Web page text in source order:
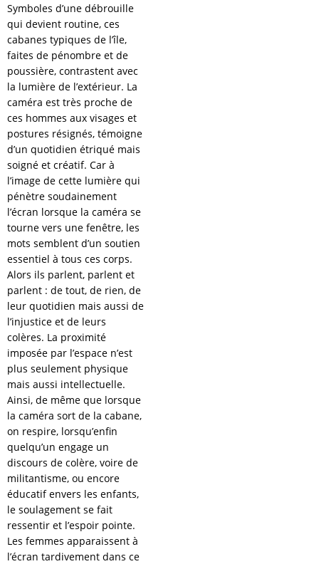
Symboles d’une débrouille
qui devient routine, ces
cabanes typiques de l’île,
faites de pénombre et de
poussière, contrastent avec
la lumière de l’extérieur. La
caméra est très proche de
ces hommes aux visages et
postures résignés, témoigne
d’un quotidien étriqué mais
soigné et créatif. Car à
l’image de cette lumière qui
pénètre soudainement
l’écran lorsque la caméra se
tourne vers une fenêtre, les
mots semblent d’un soutien
essentiel à tous ces corps.
Alors ils parlent, parlent et
parlent : de tout, de rien, de
leur quotidien mais aussi de
l’injustice et de leurs
colères. La proximité
imposée par l’espace n’est
plus seulement physique
mais aussi intellectuelle.
Ainsi, de même que lorsque
la caméra sort de la cabane,
on respire, lorsqu’enfin
quelqu’un engage un
discours de colère, voire de
militantisme, ou encore
éducatif envers les enfants,
le soulagement se fait
ressentir et l’espoir pointe.
Les femmes apparaissent à
l’écran tardivement dans ce